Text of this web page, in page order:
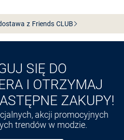
czasu zwrotu towaru: 60 dni
VANGRAAF
SIĘ DO
I OTRZYMAJ
ZAKUPY!
akcji promocyjnych
trendów w modzie.